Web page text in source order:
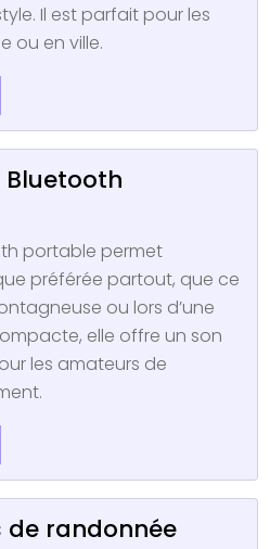
Il est parfait pour les
ou en ville.
Bluetooth
portable permet
préférée partout, que ce
ou lors d’une
elle offre un son
les amateurs de
de randonnée